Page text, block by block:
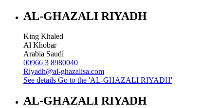
AL-GHAZALI RIYADH
King Khaled
Al Khobar
Arabia Saudí
00966 3 8980040
Riyadh@al-ghazalisa.com
See details Go to the 'AL-GHAZALI RIYADH'
AL-GHAZALI RIYADH